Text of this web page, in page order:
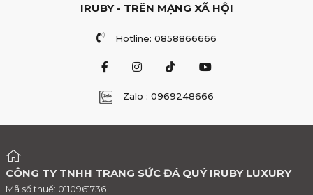
IRUBY - TRÊN MẠNG XÃ HỘI
Hotline: 0858866666
Zalo : 0969248666
CÔNG TY TNHH TRANG SỨC ĐÁ QUÝ IRUBY LUXURY
Mã số thuế: 0110961736